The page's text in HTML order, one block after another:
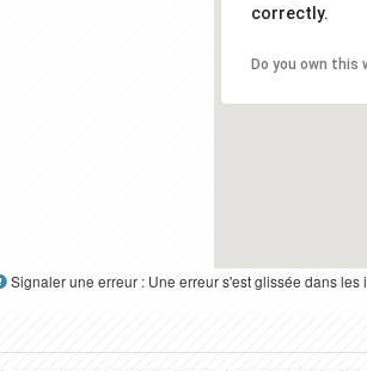
correctly.
Do you own this
Signaler une erreur : Une erreur s'est glissée dans